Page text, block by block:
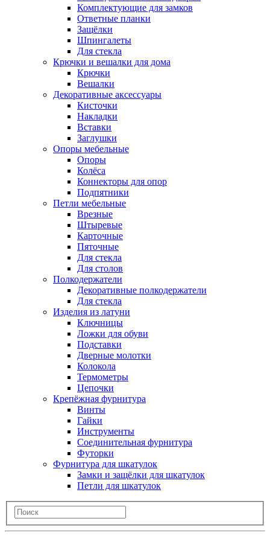
Комплектующие для замков
Ответные планки
Защёлки
Шпингалеты
Для стекла
Крючки и вешалки для дома
Крючки
Вешалки
Декоративные аксессуары
Кисточки
Накладки
Вставки
Заглушки
Опоры мебельные
Опоры
Колёса
Коннекторы для опор
Подпятники
Петли мебельные
Врезные
Штыревые
Карточные
Пяточные
Для стекла
Для столов
Полкодержатели
Декоративные полкодержатели
Для стекла
Изделия из латуни
Ключницы
Ложки для обуви
Подставки
Дверные молотки
Колокола
Термометры
Цепочки
Крепёжная фурнитура
Винты
Гайки
Инструменты
Соединительная фурнитура
Футорки
Фурнитура для шкатулок
Замки и защёлки для шкатулок
Петли для шкатулок